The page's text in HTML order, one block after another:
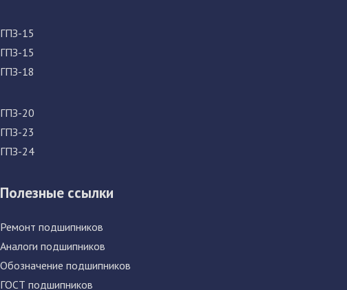
ГПЗ-15
ГПЗ-15
ГПЗ-18
ГПЗ-20
ГПЗ-23
ГПЗ-24
Полезные ссылки
Ремонт подшипников
Аналоги подшипников
Обозначение подшипников
ГОСТ подшипников